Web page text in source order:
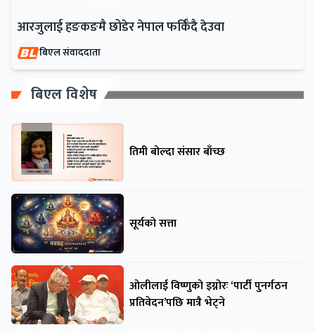
आरजुलाई हङकङमै छोडेर नेपाल फर्किँदै देउवा
बिएल संवाददाता
बिएल विशेष
तिमी बोल्दा संसार बाँच्छ
सूर्यको सत्ता
ओलीलाई विष्णुको इग्नोरः ‘पार्टी पुनर्गठन
प्रतिवेदन’पछि मात्रै भेट्ने